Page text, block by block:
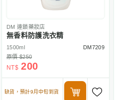
DM 連鎖藥妝店
無香料防護洗衣精
1500ml
DM7209
原價 $250
NT$ 200
缺貨，預計9月中旬到貨